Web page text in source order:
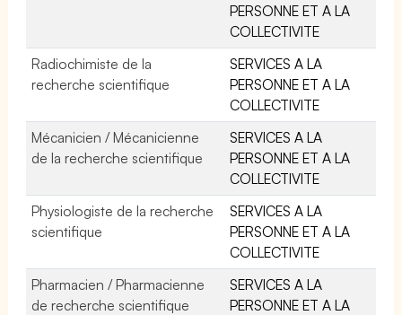
PERSONNE ET A LA
COLLECTIVITE
Radiochimiste de la
recherche scientifique
SERVICES A LA
PERSONNE ET A LA
COLLECTIVITE
Mécanicien / Mécanicienne
de la recherche scientifique
SERVICES A LA
PERSONNE ET A LA
COLLECTIVITE
Physiologiste de la recherche
scientifique
SERVICES A LA
PERSONNE ET A LA
COLLECTIVITE
Pharmacien / Pharmacienne
de recherche scientifique
SERVICES A LA
PERSONNE ET A LA